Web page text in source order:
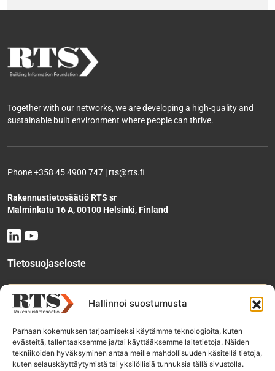
Hallinnoi suostumusta
Parhaan kokemuksen tarjoamiseksi käytämme teknologioita, kuten
evästeitä, tallentaaksemme ja/tai käyttääksemme laitetietoja. Näiden
tekniikoiden hyväksyminen antaa meille mahdollisuuden käsitellä tietoja,
kuten selauskäyttäytymistä tai yksilöllisiä tunnuksia tällä sivustolla.
Together with our networks, we are developing a high-quality and
sustainable built environment where people can thrive.
Phone +358 45 4900 747 | rts@rts.fi
Rakennustietosäätiö RTS sr
Malminkatu 16 A, 00100 Helsinki, Finland
Tietosuojaseloste
Tee käyttölupahakemus
Tilaa uutiskirje